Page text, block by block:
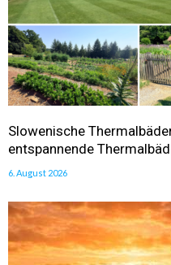
Slowenische
entspannende
6. August 2026